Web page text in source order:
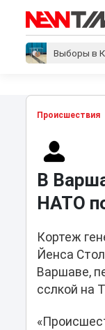
Выборы в
Проиcшествия
В
НАТО
Кортеж
Йенса
Варшаве,
сслкой на